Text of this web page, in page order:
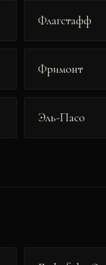
Флагстафф
Фримонт
Эль-Пасо